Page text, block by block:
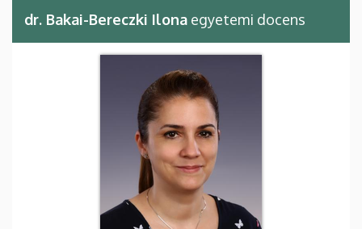
dr. Bakai-Bereczki Ilona egyetemi docens